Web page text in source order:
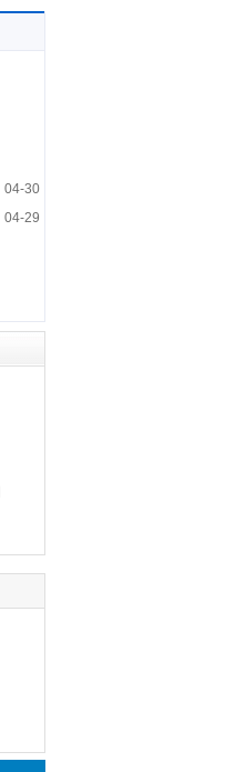
04-30
04-29